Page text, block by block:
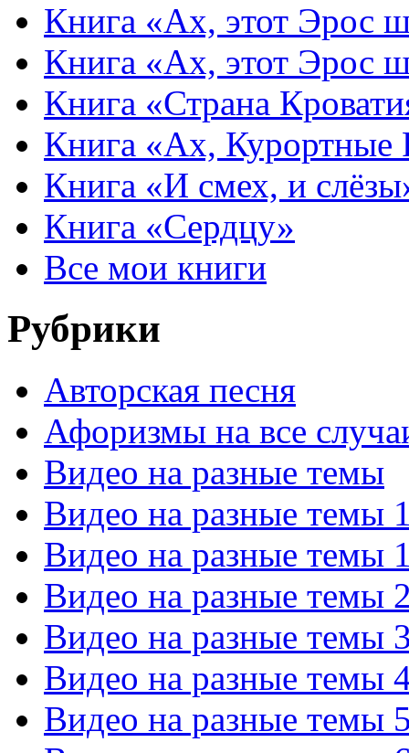
Книга «Ах, этот Эрос
Книга «Ах, этот Эрос
Книга «Страна
Книга «Ах,
Книга «И смех, и
Книга «Сердцу»
Все мои книги
Рубрики
Авторская песня
Афоризмы на все
Видео на разные темы
Видео на разные темы
Видео на разные темы
Видео на разные темы
Видео на разные темы
Видео на разные темы
Видео на разные темы